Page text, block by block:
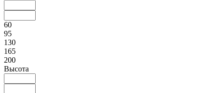
60
95
130
165
200
Высота